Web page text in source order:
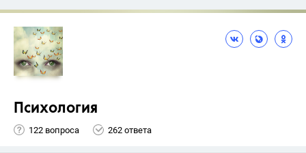
Психология
122 вопроса 262 ответа